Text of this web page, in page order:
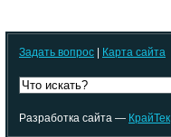
Задать вопрос | Карта сайта
Разработка сайта — КрайТек